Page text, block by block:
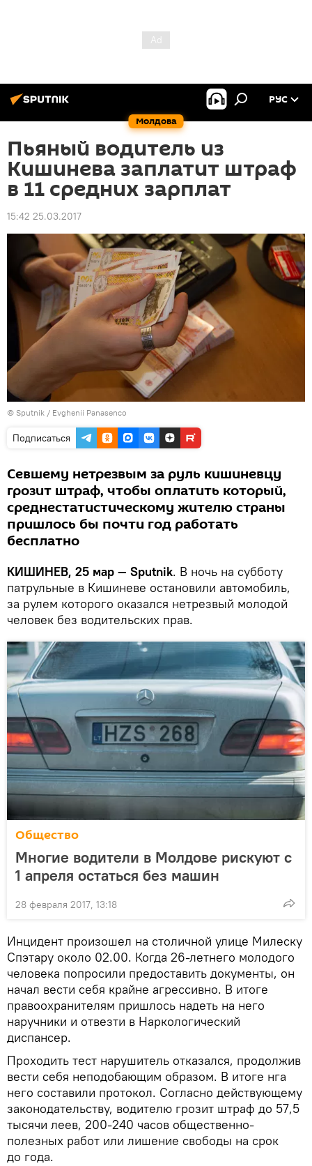
Молдова
РУС
Пьяный водитель из
Кишинева заплатит штраф
в 11 средних зарплат
15:42 25.03.2017
© Sputnik / Evghenii Panasenco
Подписаться
Севшему нетрезвым за руль кишиневцу
грозит штраф, чтобы оплатить который,
среднестатистическому жителю страны
пришлось бы почти год работать
бесплатно
КИШИНЕВ, 25 мар — Sputnik. В ночь на субботу
патрульные в Кишиневе остановили автомобиль,
за рулем которого оказался нетрезвый молодой
человек без водительских прав.
Общество
Многие водители в Молдове рискуют с
1 апреля остаться без машин
28 февраля 2017, 13:18
Инцидент произошел на столичной улице Милеску
Спэтару около 02.00. Когда 26-летнего молодого
человека попросили предоставить документы, он
начал вести себя крайне агрессивно. В итоге
правоохранителям пришлось надеть на него
наручники и отвезти в Наркологический
диспансер.
Проходить тест нарушитель отказался, продолжив
вести себя неподобающим образом. В итоге нга
него составили протокол. Согласно действующему
законодательству, водителю грозит штраф до 57,5
тысячи леев, 200-240 часов общественно-
полезных работ или лишение свободы на срок
до года.